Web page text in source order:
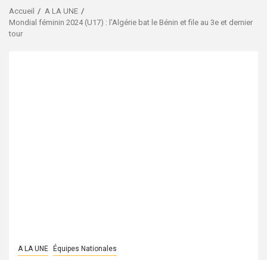
Accueil
A LA UNE
Mondial féminin 2024 (U17) : l’Algérie bat le Bénin et file au 3e et dernier
tour
A LA UNE Équipes Nationales